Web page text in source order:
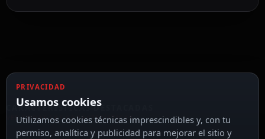
CARACTERÍSTICAS DESTACADAS
VER TODAS LAS CARACTERÍSTICAS
PRIVACIDAD
Usamos cookies
Utilizamos cookies técnicas imprescindibles y, con tu
permiso, analítica y publicidad para mejorar el sitio y